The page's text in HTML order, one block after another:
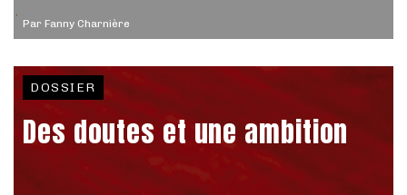
Par Fanny Charnière
DOSSIER
Des doutes et une ambition